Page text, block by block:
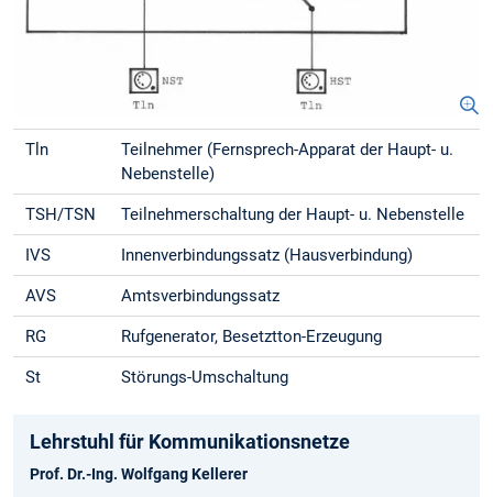
Tln
Teilnehmer (Fernsprech-Apparat der Haupt- u.
Nebenstelle)
TSH/TSN Teilnehmerschaltung der Haupt- u. Nebenstelle
IVS Innenverbindungssatz (Hausverbindung)
AVS Amtsverbindungssatz
RG Rufgenerator, Besetztton-Erzeugung
St Störungs-Umschaltung
Lehrstuhl für Kommunikationsnetze
Prof. Dr.-Ing. Wolfgang Kellerer